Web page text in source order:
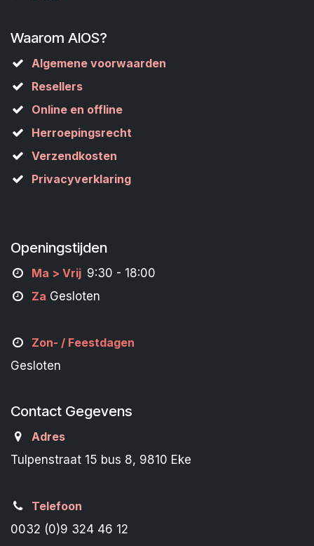
Waarom AIOS?
Algemene voorwaarden
Resellers
Online en offline
Herroepingsrecht
Verzendkosten
Privacyverklaring
Openingstijden
Ma > Vrij 9:30 - 18:00
Za Gesloten
Zon- / Feestdagen
Gesloten
Contact Gegevens
Adres
Tulpenstraat 15 bus 8, 9810 Eke
Telefoon
0032 (0)9 324 46 12